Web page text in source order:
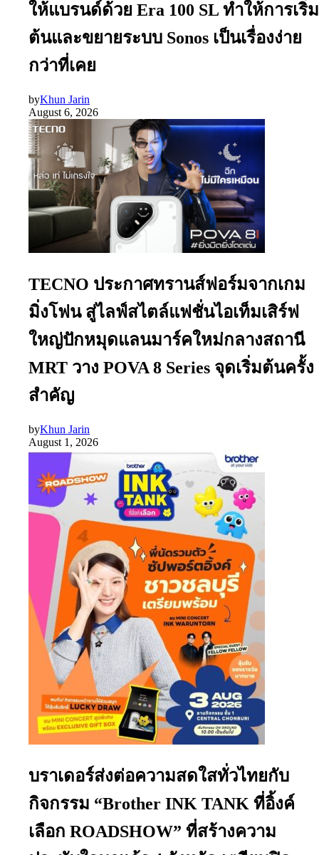
ให้แบรนด์ด้วย Era 100 SL ทำให้การเริ่ม
ต้นและขยายระบบ Sonos เป็นเรื่องง่าย
กว่าที่เคย
byKhun Jarin
August 6, 2026
TECNO ประกาศทรานส์ฟอร์มจากเกม
มิ่งโฟน สู่ไลฟ์สไตล์แฟชั่นไอเท็มเสิร์ฟ
ใหญ่ปักหมุดแลนมาร์คใหม่กลางสถานี
MRT วาง POVA 8 Series จุดเริ่มต้นครั้ง
สำคัญ
byKhun Jarin
August 1, 2026
บราเดอร์ส่งต่อความสดใสทั่วไทยกับ
กิจกรรม “Brother INK TANK ที่อิ้งค์
เลือก ROADSHOW” ที่สร้างความ